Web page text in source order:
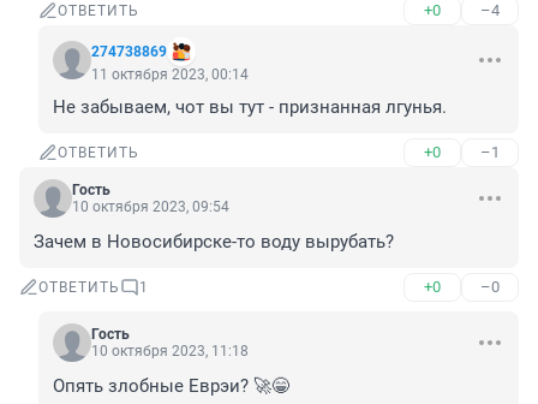
ОТВЕТИТЬ +0 –4
274738869
11 октября 2023, 00:14
Не забываем, чот вы тут - признанная лгунья.
ОТВЕТИТЬ +0 –1
Гость
10 октября 2023, 09:54
Зачем в Новосибирске-то воду вырубать?
ОТВЕТИТЬ 1 +0 –0
Гость
10 октября 2023, 11:18
Опять злобные Еврэи? 🚀😁